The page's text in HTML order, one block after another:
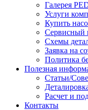
Галерея
Услуги
Купить
Сервисный
Схемы
Заявка на
Политика
Полезная
Статьи/
Расчет и
Контакты